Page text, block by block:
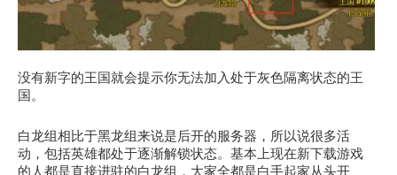
没有新字的王国就会提示你无法加入处于灰色隔离状态的王
国。
白龙组相比于黑龙组来说是后开的服务器，所以说很多活
动，包括英雄都处于逐渐解锁状态。基本上现在新下载游戏
的人都是直接进驻的白龙组，大家全都是白手起家从头开